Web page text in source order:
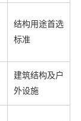
结构用途首选
标准
建筑结构及户
外设施